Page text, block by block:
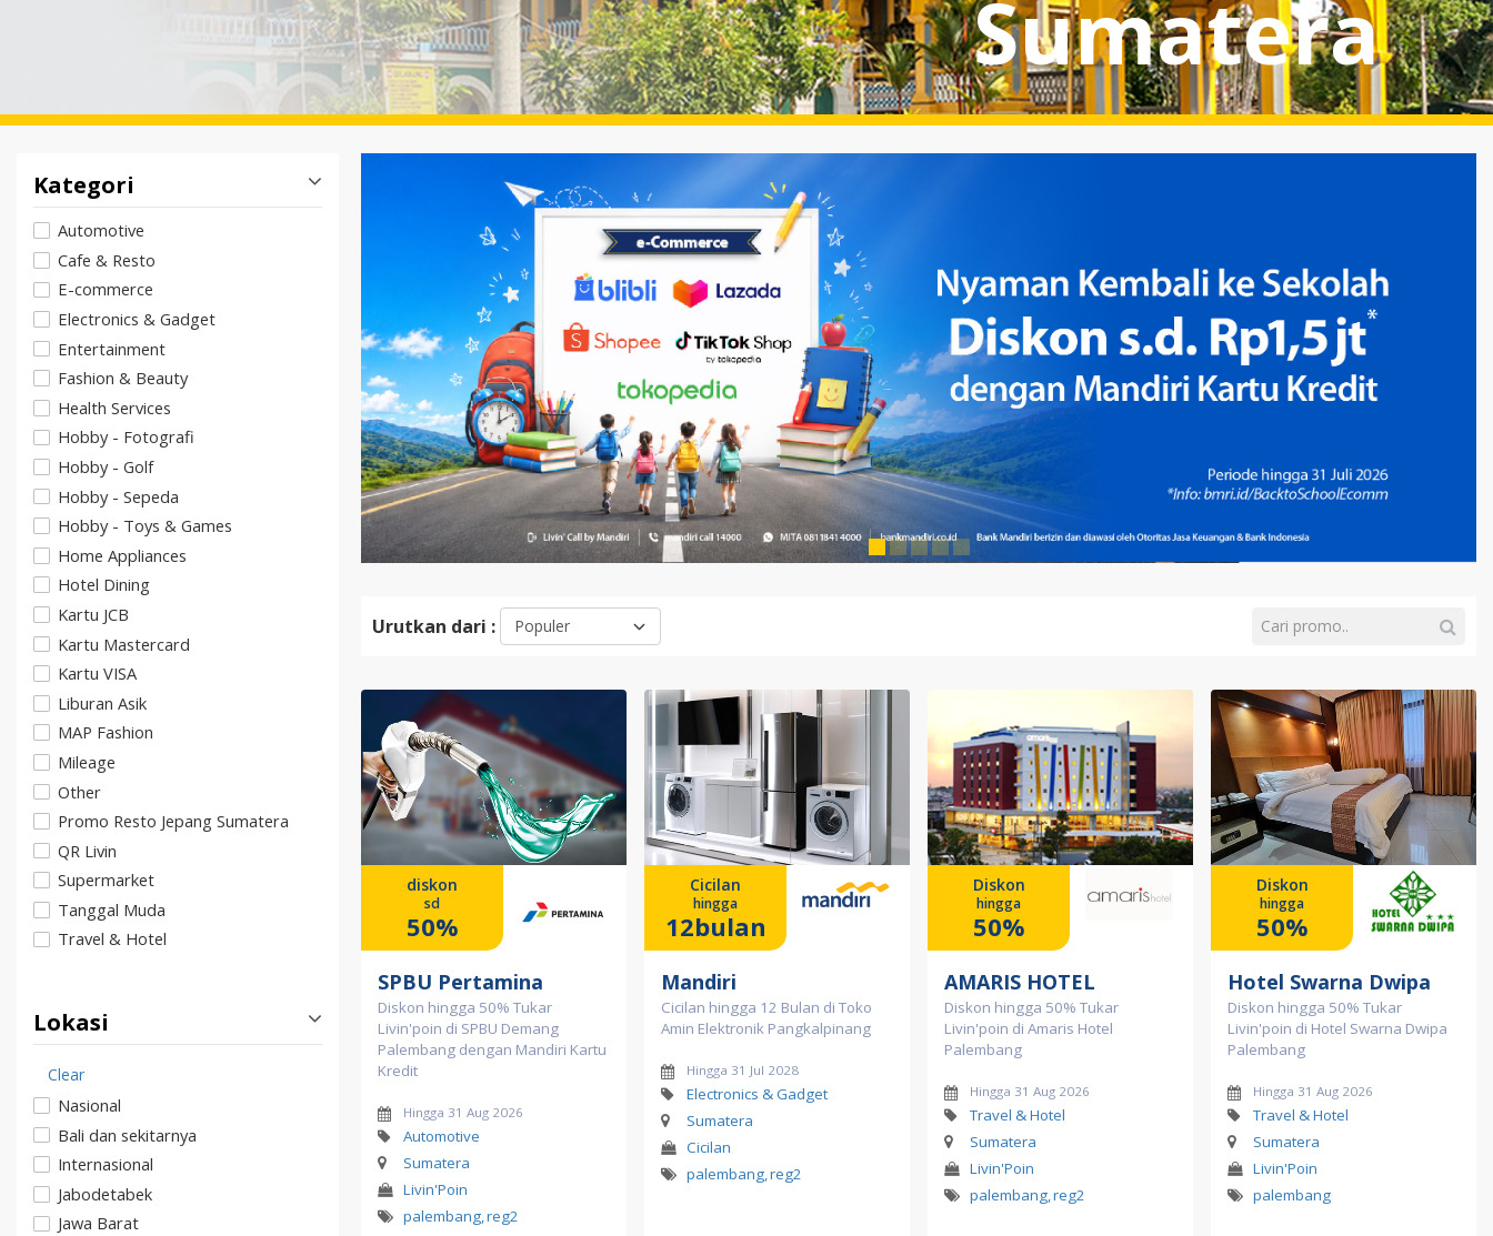
Sumatera
Kategori
Automotive
Cafe & Resto
E-commerce
Electronics & Gadget
Entertainment
Fashion & Beauty
Health Services
Hobby - Fotografi
Hobby - Golf
Hobby - Sepeda
Hobby - Toys & Games
Home Appliances
Hotel Dining
Kartu JCB
Kartu Mastercard
Kartu VISA
Liburan Asik
MAP Fashion
Mileage
Other
Promo Resto Jepang Sumatera
QR Livin
Supermarket
Tanggal Muda
Travel & Hotel
Lokasi
Clear
Nasional
Bali dan sekitarnya
Internasional
Jabodetabek
Jawa Barat
Urutkan dari :
diskon
sd
50%
SPBU Pertamina
Diskon hingga 50% Tukar
Livin'poin di SPBU Demang
Palembang dengan Mandiri Kartu
Kredit
Hingga 31 Aug 2026
Automotive
Sumatera
Livin'Poin
palembang,reg2
Cicilan
hingga
12bulan
Mandiri
Cicilan hingga 12 Bulan di Toko
Amin Elektronik Pangkalpinang
Hingga 31 Jul 2028
Electronics & Gadget
Sumatera
Cicilan
palembang,reg2
Diskon
hingga
50%
AMARIS HOTEL
Diskon hingga 50% Tukar
Livin'poin di Amaris Hotel
Palembang
Hingga 31 Aug 2026
Travel & Hotel
Sumatera
Livin'Poin
palembang,reg2
Diskon
hingga
50%
Hotel Swarna Dwipa
Diskon hingga 50% Tukar
Livin'poin di Hotel Swarna Dwipa
Palembang
Hingga 31 Aug 2026
Travel & Hotel
Sumatera
Livin'Poin
palembang